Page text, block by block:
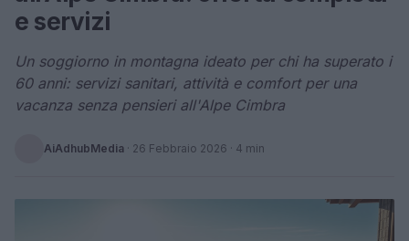
e servizi
Un soggiorno in montagna ideato per chi ha superato i
60 anni: servizi sanitari, attività e comfort per una
vacanza senza pensieri all'Alpe Cimbra
AiAdhubMedia · 26 Febbraio 2026 · 4 min